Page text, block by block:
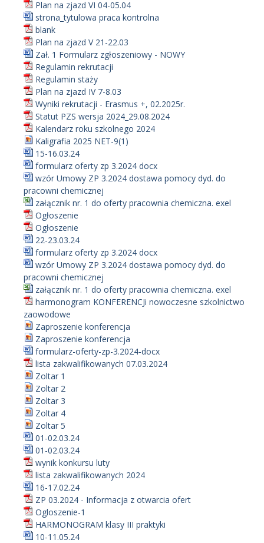
Plan na zjazd VI 04-05.04
strona_tytulowa praca kontrolna
blank
Plan na zjazd V 21-22.03
Zał. 1 Formularz zgłoszeniowy - NOWY
Regulamin rekrutacji
Regulamin staży
Plan na zjazd IV 7-8.03
Wyniki rekrutacji - Erasmus +, 02.2025r.
Statut PZS wersja 2024_29.08.2024
Kalendarz roku szkolnego 2024
Kaligrafia 2025 NET-9(1)
15-16.03.24
formularz oferty zp 3.2024 docx
wzór Umowy ZP 3.2024 dostawa pomocy dyd. do
pracowni chemicznej
załącznik nr. 1 do oferty pracownia chemiczna. exel
Ogłoszenie
Ogłoszenie
22-23.03.24
formularz oferty zp 3.2024 docx
wzór Umowy ZP 3.2024 dostawa pomocy dyd. do
pracowni chemicznej
załącznik nr. 1 do oferty pracownia chemiczna. exel
harmonogram KONFERENCJi nowoczesne szkolnictwo
zaowodowe
Zaproszenie konferencja
Zaproszenie konferencja
formularz-oferty-zp-3.2024-docx
lista zakwalifikowanych 07.03.2024
Zoltar 1
Zoltar 2
Zoltar 3
Zoltar 4
Zoltar 5
01-02.03.24
01-02.03.24
wynik konkursu luty
lista zakwalifikowanych 2024
16-17.02.24
ZP 03.2024 - Informacja z otwarcia ofert
Ogloszenie-1
HARMONOGRAM klasy III praktyki
10-11.05.24